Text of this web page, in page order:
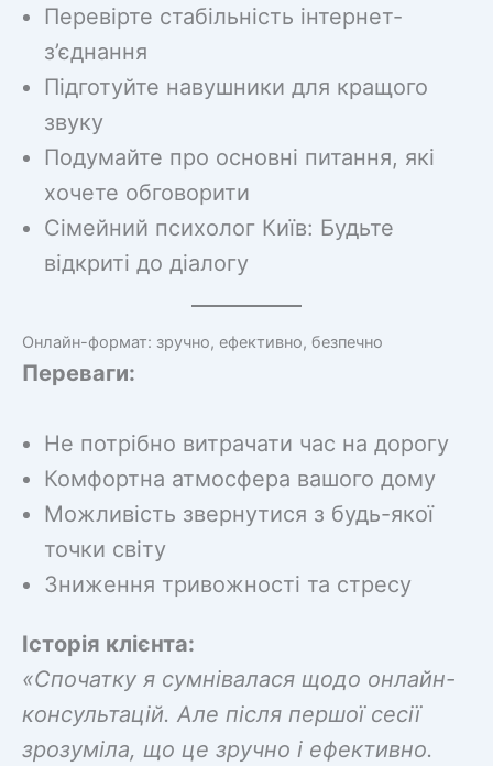
Перевірте стабільність інтернет-
з’єднання
Підготуйте навушники для кращого
звуку
Подумайте про основні питання, які
хочете обговорити
Сімейний психолог Київ: Будьте
відкриті до діалогу
Онлайн-формат: зручно, ефективно, безпечно
Переваги:
Не потрібно витрачати час на дорогу
Комфортна атмосфера вашого дому
Можливість звернутися з будь-якої
точки світу
Зниження тривожності та стресу
Історія клієнта:
«Спочатку я сумнівалася щодо онлайн-
консультацій. Але після першої сесії
зрозуміла, що це зручно і ефективно.